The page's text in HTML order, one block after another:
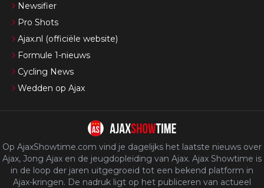
Newsifier
Pro Shots
Ajax.nl (officiële website)
Formule 1-nieuws
Cycling News
Wedden op Ajax
Op AjaxShowtime.com vind je dagelijks het laatste nieuws over
Ajax, Jong Ajax en de jeugdopleiding van Ajax. Ajax Showtime is
in de loop der jaren uitgegroeid tot een bekend platform in
Ajax-kringen. De nadruk ligt op het publiceren van actueel